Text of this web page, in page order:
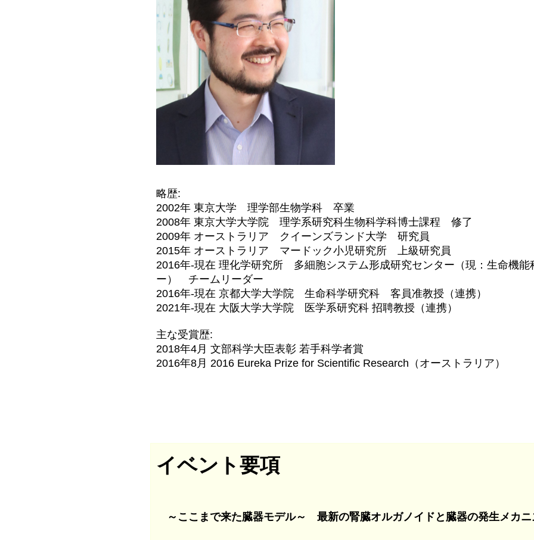
略歴:
2002年 東京大学 理学部生物学科 卒業
2008年 東京大学大学院 理学系研究科生物科学科博士課程 修了
2009年 オーストラリア クイーンズランド大学 研究員
2015年 オーストラリア マードック小児研究所 上級研究員
2016年-現在 理化学研究所 多細胞システム形成研究センター（現：生命機能
ー） チームリーダー
2016年-現在 京都大学大学院 生命科学研究科 客員准教授（連携）
2021年-現在 大阪大学大学院 医学系研究科 招聘教授（連携）
主な受賞歴:
2018年4月 文部科学大臣表彰 若手科学者賞
2016年8月 2016 Eureka Prize for Scientific Research（オーストラリア）
イベント要項
～ここまで来た臓器モデル～ 最新の腎臓オルガノイドと臓器の発生メカニ